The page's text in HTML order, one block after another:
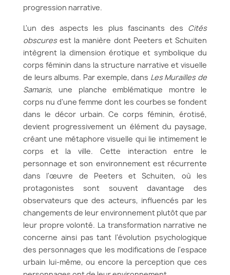
progression narrative.
L'un des aspects les plus fascinants des Cités
obscuresest la manière dont Peeters et Schuiten
intègrent la dimension érotique et symbolique du
corps féminin dans la structure narrative et visuelle
de leurs albums. Par exemple, dans Les Murailles de
Samaris, une planche emblématique montre le
corps nu d'une femme dont les courbes se fondent
dans le décor urbain. Ce corps féminin, érotisé,
devient progressivement un élément du paysage,
créant une métaphore visuelle qui lie intimement le
corps et la ville. Cette interaction entre le
personnage et son environnement est récurrente
dans l'œuvre de Peeters et Schuiten, où les
protagonistes sont souvent davantage des
observateurs que des acteurs, influencés par les
changements de leur environnement plutôt que par
leur propre volonté. La transformation narrative ne
concerne ainsi pas tant l'évolution psychologique
des personnages que les modifications de l'espace
urbain lui-même, ou encore la perception que ces